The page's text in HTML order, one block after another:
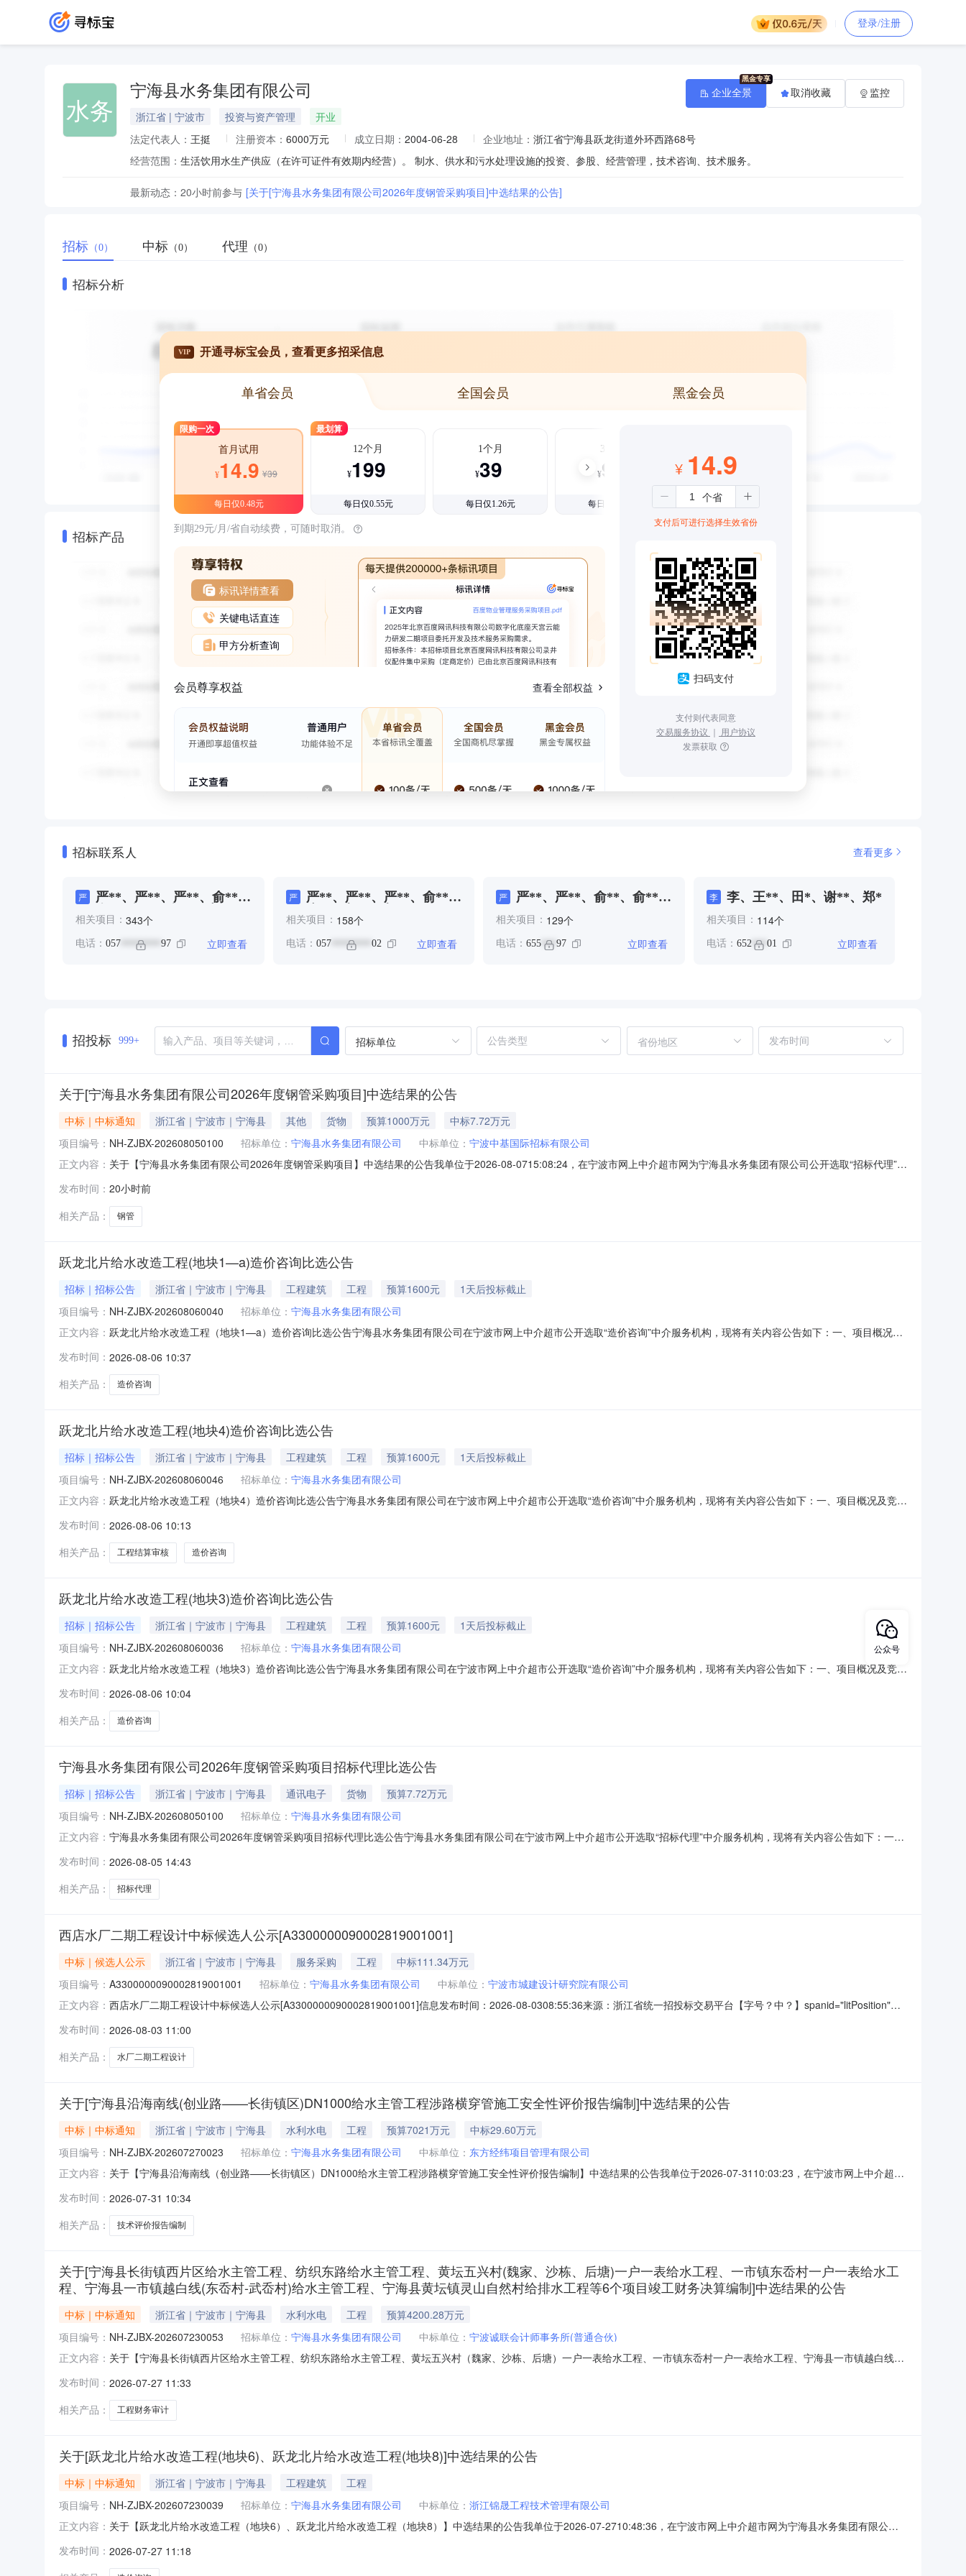
登录/注册
水务
宁海县水务集团有限公司
浙江省 | 宁波市 投资与资产管理
开业
法定代表人： 王挺 注册资本： 6000万元 成立日期： 2004-06-28 企业地址： 浙江省宁海县跃龙街道外环西路68号
经营范围： 生活饮用水生产供应（在许可证件有效期内经营）。 制水、供水和污水处理设施的投资、参股、经营管理，技术咨询、技术服务。
最新动态： 20小时前参与 [关于[宁海县水务集团有限公司2026年度钢管采购项目]中选结果的公告]
企业全景 取消收藏 监控
招标 （0） 中标 （0） 代理 （0）
招标分析
招标产品
VIP 开通寻标宝会员，查看更多招采信息
单省会员 全国会员 黑金会员
限购一次
首月试用
¥14.9 ¥39
每日仅0.48元
最划算
12个月
¥199
每日仅0.55元
1个月
¥39
每日仅1.26元
3个月
¥99
每日仅1.08元
到期29元/月/省自动续费，可随时取消。
标讯详情查看
关键电话直连
甲方分析查询
会员尊享权益 查看全部权益
¥ 14.9
支付后可进行选择生效省份
扫码支付
支付则代表同意
交易服务协议 ｜ 用户协议
发票获取
招标联系人 查看更多
严
严**、严**、严**、俞**、
岑*****、葛**、项**、项
相关项目： 343个
电话： 057 ******** 97 立即查看
严
严**、严**、严**、俞**、
相关项目： 158个
电话： 057 ******** 02 立即查看
严
严**、严**、俞**、俞**、
相关项目： 129个
电话： 655 *** 97 立即查看
李 李、王**、田*、谢**、郑*
相关项目： 114个
电话： 652*** 01 立即查看
招投标 999+ 招标单位 省份地区
关于[宁海县水务集团有限公司2026年度钢管采购项目]中选结果的公告
中标｜中标通知 浙江省｜宁波市｜宁海县 其他 货物 预算1000万元
中标7.72万元
项目编号： NH-ZJBX-202608050100 招标单位： 宁海县水务集团有限公司 中标单位： 宁波中基国际招标有限公司
正文内容： 关于【宁海县水务集团有限公司2026年度钢管采购项目】中选结果的公告我单位于2026-08-0715:08:24，在宁波市网上中介超市网为宁海县水务集团有限公司公开选取“招标代理”中
海县水务集团有限公司2026年度钢管采购项目中介服务事项：招标代理选取中介时间：2026-08-0715:08:24服务金额：下限：77200元至上限：7720
发布时间： 20小时前
相关产品：
钢管
跃龙北片给水改造工程(地块1—a)造价咨询比选公告
招标｜招标公告 浙江省｜宁波市｜宁海县 工程建筑 工程 预算1600元
1天后投标截止
项目编号： NH-ZJBX-202608060040 招标单位： 宁海县水务集团有限公司
正文内容： 跃龙北片给水改造工程（地块1—a）造价咨询比选公告宁海县水务集团有限公司在宁波市网上中介超市公开选取“造价咨询”中介服务机构，现将有关内容公告如下：一、项目概况及
10.8万元服务内容：工程结算审核（二审）中介服务完成期限要求：30天质量要求：合格比选办法：其他选取法报价方式：采用【直接报价】方式。价格控制范围：中介项目预算总
价【1600元】，
发布时间： 2026-08-06 10:37
相关产品：
造价咨询
跃龙北片给水改造工程(地块4)造价咨询比选公告
招标｜招标公告 浙江省｜宁波市｜宁海县 工程建筑 工程 预算1600元
1天后投标截止
项目编号： NH-ZJBX-202608060046 招标单位： 宁海县水务集团有限公司
正文内容： 跃龙北片给水改造工程（地块4）造价咨询比选公告宁海县水务集团有限公司在宁波市网上中介超市公开选取“造价咨询”中介服务机构，现将有关内容公告如下：一、项目概况及竞价
服务内容：工程结算审核（二审）中介服务完成期限要求：30天质量要求：合格比选办法：其他选取法报价方式：采用【直接报价】方式。价格控制范围：中介项目预算总价
【1600元】，价格控制
发布时间： 2026-08-06 10:13
相关产品：
工程结算审核 造价咨询
跃龙北片给水改造工程(地块3)造价咨询比选公告
招标｜招标公告 浙江省｜宁波市｜宁海县 工程建筑 工程 预算1600元
1天后投标截止
项目编号： NH-ZJBX-202608060036 招标单位： 宁海县水务集团有限公司
正文内容： 跃龙北片给水改造工程（地块3）造价咨询比选公告宁海县水务集团有限公司在宁波市网上中介超市公开选取“造价咨询”中介服务机构，现将有关内容公告如下：一、项目概况及竞价
服务内容：工程结算审核（二审）中介服务完成期限要求：30天质量要求：合格比选办法：其他选取法报价方式：采用【直接报价】方式。价格控制范围：中介项目预算总价
【1600元】，价格控制
发布时间： 2026-08-06 10:04
相关产品：
造价咨询
宁海县水务集团有限公司2026年度钢管采购项目招标代理比选公告
招标｜招标公告 浙江省｜宁波市｜宁海县 通讯电子 货物
预算7.72万元
项目编号： NH-ZJBX-202608050100 招标单位： 宁海县水务集团有限公司
正文内容： 宁海县水务集团有限公司2026年度钢管采购项目招标代理比选公告宁海县水务集团有限公司在宁波市网上中介超市公开选取“招标代理”中介服务机构，现将有关内容公告如下：一、
目总预算：1000万元服务内容：协助招标人进行询价工作，编写采购文件，发布采购信息，主持开标评标工作，整理项目招标相关的资料等。中介服务完成期限要求：30天质量要
求：合格比选办法
发布时间： 2026-08-05 14:43
相关产品：
招标代理
西店水厂二期工程设计中标候选人公示[A3300000090002819001001]
中标｜候选人公示 浙江省｜宁波市｜宁海县 服务采购 工程
中标111.34万元
项目编号： A3300000090002819001001 招标单位： 宁海县水务集团有限公司 中标单位： 宁波市城建设计研究院有限公司
正文内容： 西店水厂二期工程设计中标候选人公示[A3300000090002819001001]信息发布时间：2026-08-0308:55:36来源：浙江省统一招投标交易平台【字号？中？】spanid="litPosition"信
68号联系人:朱工电话:0574-59982900代理机构:名称:宁波禾正工程管理有限公司地址:浙江省/宁
发布时间： 2026-08-03 11:00
相关产品：
水厂二期工程设计
关于[宁海县沿海南线(创业路——长街镇区)DN1000给水主管工程涉路横穿管施工安全性评价报告编制]中选结果的公告
中标｜中标通知 浙江省｜宁波市｜宁海县 水利水电 工程 预算7021万元
中标29.60万元
项目编号： NH-ZJBX-202607270023 招标单位： 宁海县水务集团有限公司 中标单位： 东方经纬项目管理有限公司
正文内容： 关于【宁海县沿海南线（创业路——长街镇区）DN1000给水主管工程涉路横穿管施工安全性评价报告编制】中选结果的公告我单位于2026-07-3110:03:23，在宁波市网上中介超市
202607270023项目业主：宁海县水务集团有限公司项目地点：宁海县沿海南线（创业路——长街镇区）项目总预算：7021万元采购项目名称：宁海县沿海南线（创业路——长街镇
区）DN1
发布时间： 2026-07-31 10:34
相关产品：
技术评价报告编制
关于[宁海县长街镇西片区给水主管工程、纺织东路给水主管工程、黄坛五兴村(魏家、沙栋、后塘)一户一表给水工程、一市镇东岙村一户一表给水工
程、宁海县一市镇越白线(东岙村-武岙村)给水主管工程、宁海县黄坛镇灵山自然村给排水工程等6个项目竣工财务决算编制]中选结果的公告
中标｜中标通知 浙江省｜宁波市｜宁海县 水利水电 工程
预算4200.28万元
项目编号： NH-ZJBX-202607230053 招标单位： 宁海县水务集团有限公司 中标单位： 宁波诚联会计师事务所(普通合伙)
正文内容： 关于【宁海县长街镇西片区给水主管工程、纺织东路给水主管工程、黄坛五兴村（魏家、沙栋、后塘）一户一表给水工程、一市镇东岙村一户一表给水工程、宁海县一市镇越白线
海县水务集团有限公司公开选取“工程财务审计”中介服务机构，现将中选结果相关事项公告如下：项目编号：NH-ZJBX-202607230053项目业主：宁海县水务集团有限公司项目地
点：宁海县
发布时间： 2026-07-27 11:33
相关产品：
工程财务审计
关于[跃龙北片给水改造工程(地块6)、跃龙北片给水改造工程(地块8)]中选结果的公告
中标｜中标通知 浙江省｜宁波市｜宁海县 工程建筑
工程
项目编号： NH-ZJBX-202607230039 招标单位： 宁海县水务集团有限公司 中标单位： 浙江锦晟工程技术管理有限公司
正文内容： 关于【跃龙北片给水改造工程（地块6）、跃龙北片给水改造工程（地块8）】中选结果的公告我单位于2026-07-2710:48:36，在宁波市网上中介超市网为宁海县水务集团有限公司
225万元采购项目名称：跃龙北片给水改造工程（地块6）、跃龙北片给水改造工程（地块8）中介服务事项：造价咨询选取中介时间：2026-07-2710:48:36服务金额：
发布时间： 2026-07-27 11:18
公众号